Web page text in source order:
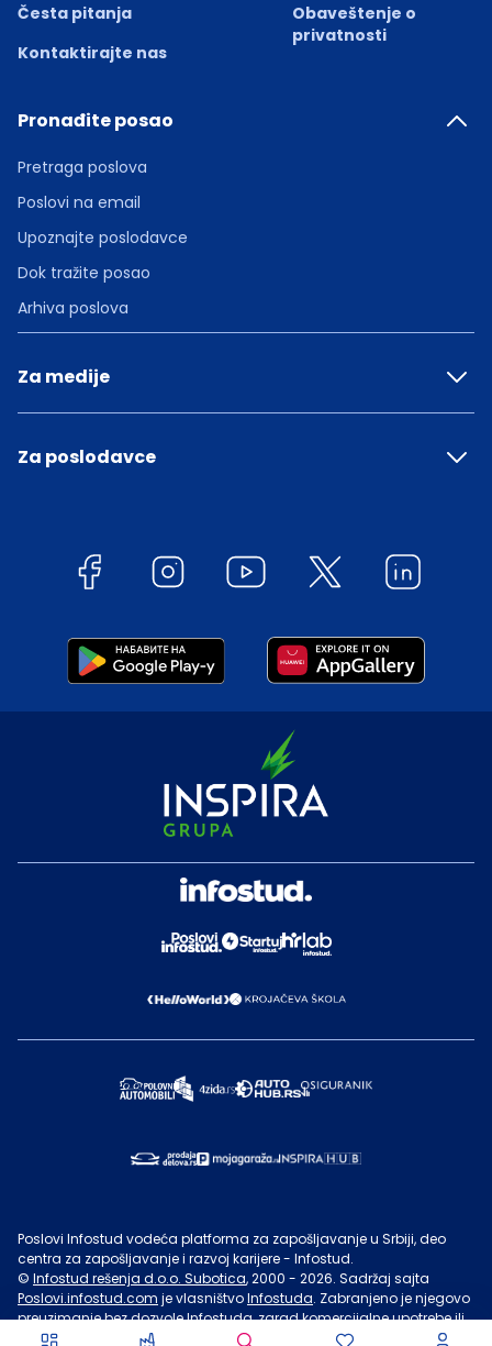
Česta pitanja
Kontaktirajte nas
Obaveštenje o
privatnosti
Pronađite posao
Pretraga poslova
Poslovi na email
Upoznajte poslodavce
Dok tražite posao
Arhiva poslova
Za medije
Za poslodavce
Poslovi Infostud vodeća platforma za zapošljavanje u Srbiji, deo
centra za zapošljavanje i razvoj karijere - Infostud.
© Infostud rešenja d.o.o. Subotica, 2000 - 2026. Sadržaj sajta
Poslovi.infostud.com je vlasništvoInfostuda. Zabranjeno je njegovo
preuzimanje bez dozvoleInfostuda, zarad komercijalne upotrebe ili
u druge svrhe, osim za lične potrebe posetilaca sajta.